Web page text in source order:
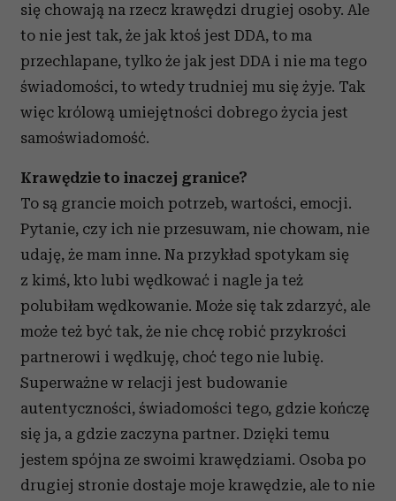
się chowają na rzecz krawędzi drugiej osoby. Ale
to nie jest tak, że jak ktoś jest DDA, to ma
przechlapane, tylko że jak jest DDA i nie ma tego
świadomości, to wtedy trudniej mu się żyje. Tak
więc królową umiejętności dobrego życia jest
samoświadomość.
Krawędzie to inaczej granice?
To są grancie moich potrzeb, wartości, emocji.
Pytanie, czy ich nie przesuwam, nie chowam, nie
udaję, że mam inne. Na przykład spotykam się
z kimś, kto lubi wędkować i nagle ja też
polubiłam wędkowanie. Może się tak zdarzyć, ale
może też być tak, że nie chcę robić przykrości
partnerowi i wędkuję, choć tego nie lubię.
Superważne w relacji jest budowanie
autentyczności, świadomości tego, gdzie kończę
się ja, a gdzie zaczyna partner. Dzięki temu
jestem spójna ze swoimi krawędziami. Osoba po
drugiej stronie dostaje moje krawędzie, ale to nie